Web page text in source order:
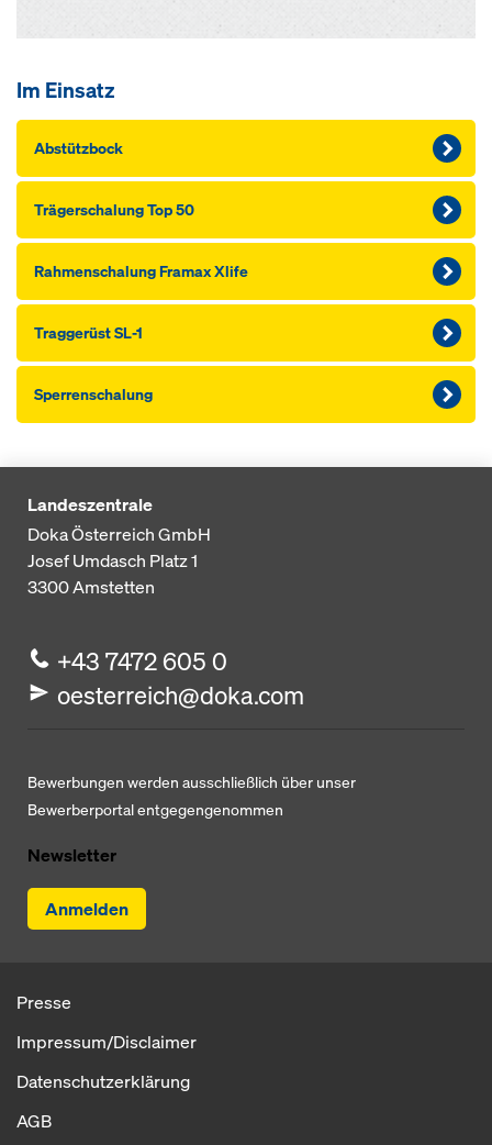
Im Einsatz
Abstütz­bock
Träger­schalung Top 50
Rahmen­schalung Framax Xlife
Traggerüst SL-1
Sperrenschalung
Landeszentrale
Doka Österreich GmbH
Josef Umdasch Platz 1
3300Amstetten
+43 7472 605 0
oesterreich@doka.com
Bewerbungen werden ausschließlich über unser
Bewerberportal entgegengenommen
Newsletter
Anmelden
Presse
Impressum/Disclaimer
Datenschutzerklärung
AGB